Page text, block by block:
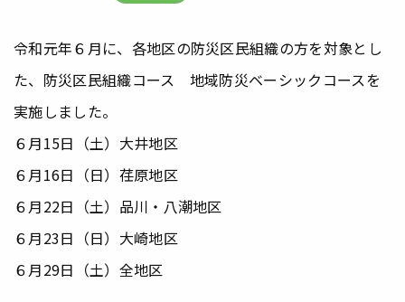
令和元年６月に、各地区の防災区民組織の方を対象とし
た、防災区民組織コース 地域防災ベーシックコースを
実施しました。
６月15日（土）大井地区
６月16日（日）荏原地区
６月22日（土）品川・八潮地区
６月23日（日）大崎地区
６月29日（土）全地区